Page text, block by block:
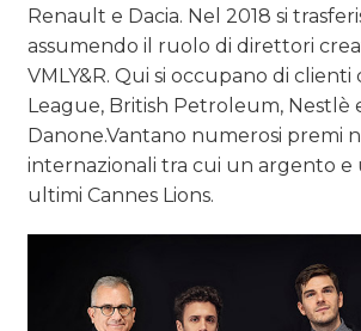
Renault e Dacia. Nel 2018 si
assumendo il ruolo di direttori
VMLY&R. Qui si occupano di
League, British Petroleum, Nestlè
Danone.Vantano numerosi premi
internazionali tra cui un argento e
ultimi Cannes Lions.